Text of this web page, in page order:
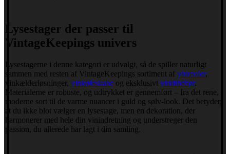
Lysestager der passer til
VintageKeepings univers
Lysestagerne i denne kategori er udvalgt, så de spiller naturligt
sammen med resten af VintageKeepings sortiment af vinreoler,
vinkælderløsninger, vinkøleskabe og eksklusivt vintilbehør.
Materialerne er robuste, og udtrykket er gennemført – fra det rene,
moderne sort til de varme nuancer i guld og sølv-look. Det betyder,
at du ikke blot vælger en lysestage, men en dekoration, der
harmonerer med hele din vinindretning og understreger den
passion, du allerede har lagt i din samling.